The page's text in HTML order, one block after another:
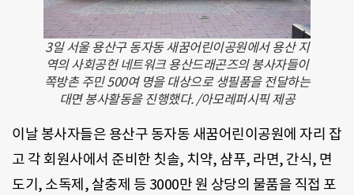
3일 서울 용산구 동자동 새꿈어린이공원에서 용산 지
역의 사회공헌 네트워크 용산드래곤즈의 봉사자들이
쪽방촌 주민 500여 명을 대상으로 생필품을 전달하는
대면 봉사활동을 진행했다. /아모레퍼시픽 제공
이날 봉사자들은 용산구 동자동 새꿈어린이공원에 자리 잡
고 각 회원사에서 준비한 칫솔, 치약, 샴푸, 라면, 간식, 면
도기, 소독제, 살충제 등 3000만 원 상당의 물품을 직접 포